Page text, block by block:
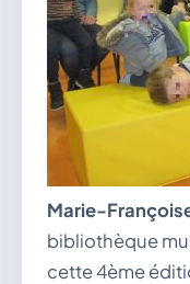
Marie-
bibliothèque
cette 4ème